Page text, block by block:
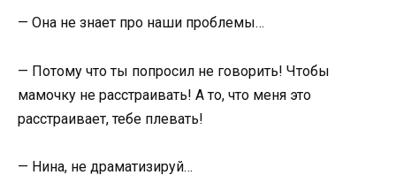
— Она не знает про наши проблемы…
— Потому что ты попросил не говорить! Чтобы
мамочку не расстраивать! А то, что меня это
расстраивает, тебе плевать!
— Нина, не драматизируй…